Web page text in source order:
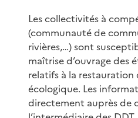
Les collectivités à
(communauté de
rivières,…) sont
maîtrise d’ouvrage des
relatifs à la
écologique. Les
directement auprès de